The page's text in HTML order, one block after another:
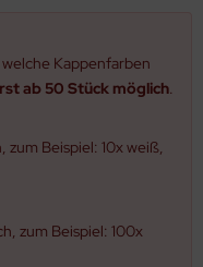
Kappenfarben
ab 50 Stück möglich.
zum Beispiel: 10x weiß,
zum Beispiel: 100x